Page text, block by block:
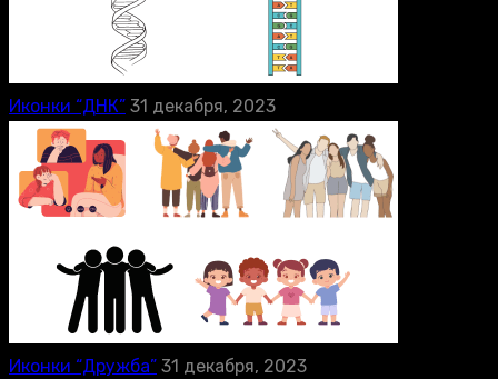
Иконки “ДНК” 31 декабря, 2023
Иконки “Дружба” 31 декабря, 2023